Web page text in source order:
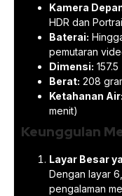
Kamera
HDR dan
Baterai:
pemutaran
Dimensi:
Berat: 208
Ketahanan Air:
menit)
Keunggulan
Layar Besar
Dengan layar
pengalaman